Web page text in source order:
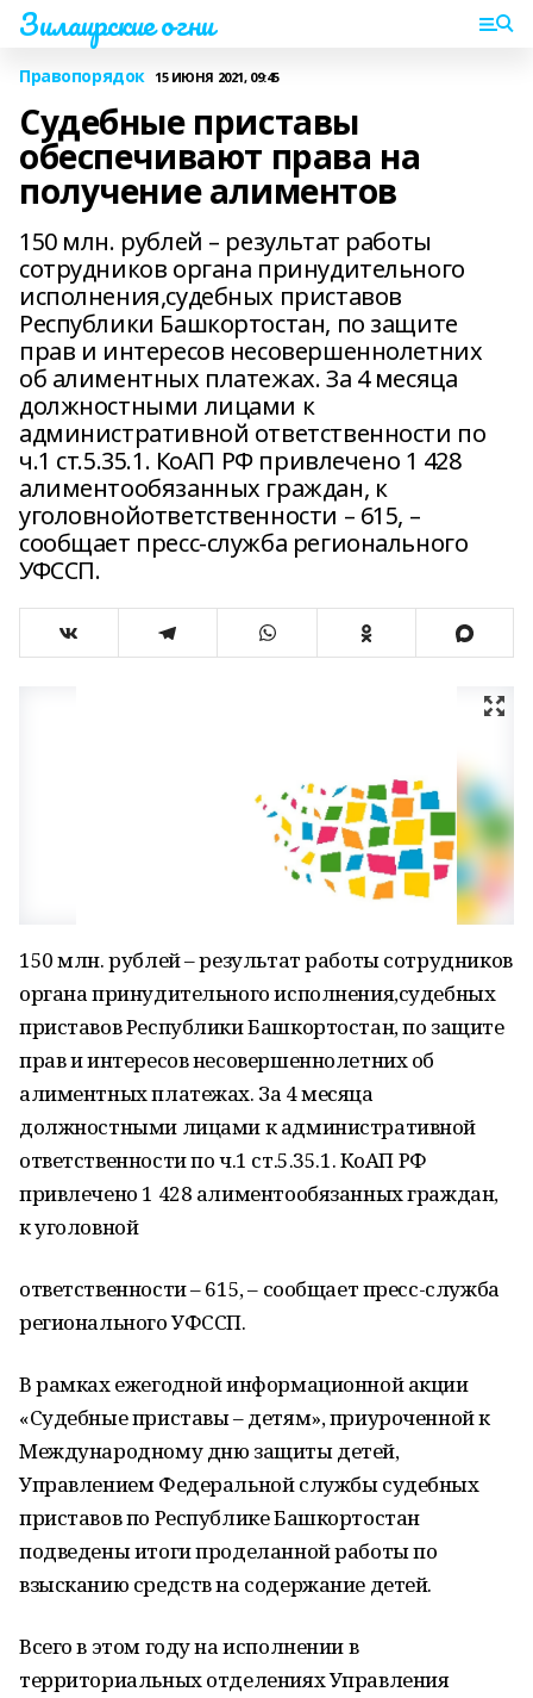
Зилаирские огни
Правопорядок 15 ИЮНЯ 2021, 09:45
Судебные приставы
обеспечивают права на
получение алиментов
150 млн. рублей – результат работы
сотрудников органа принудительного
исполнения,судебных приставов
Республики Башкортостан, по защите
прав и интересов несовершеннолетних
об алиментных платежах. За 4 месяца
должностными лицами к
административной ответственности по
ч.1 ст.5.35.1. КоАП РФ привлечено 1 428
алиментообязанных граждан, к
уголовнойответственности – 615, –
сообщает пресс-служба регионального
УФССП.
150 млн. рублей – результат работы сотрудников
органа принудительного исполнения,судебных
приставов Республики Башкортостан, по защите
прав и интересов несовершеннолетних об
алиментных платежах. За 4 месяца
должностными лицами к административной
ответственности по ч.1 ст.5.35.1. КоАП РФ
привлечено 1 428 алиментообязанных граждан,
к уголовной
ответственности – 615, – сообщает пресс-служба
регионального УФССП.
В рамках ежегодной информационной акции
«Судебные приставы – детям», приуроченной к
Международному дню защиты детей,
Управлением Федеральной службы судебных
приставов по Республике Башкортостан
подведены итоги проделанной работы по
взысканию средств на содержание детей.
Всего в этом году на исполнении в
территориальных отделениях Управления